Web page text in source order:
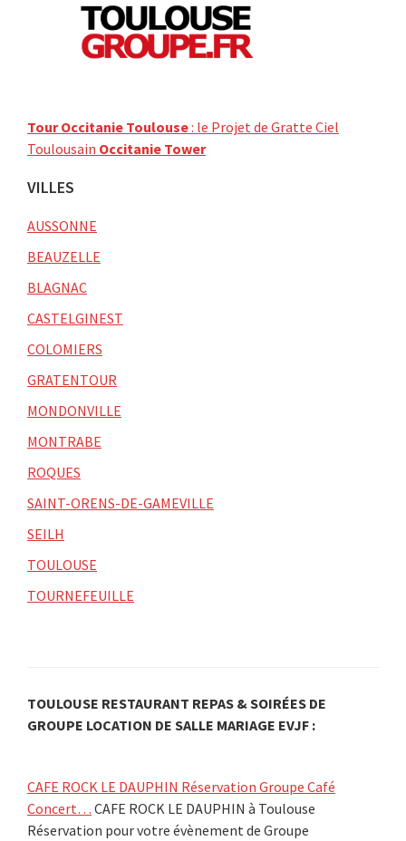
Tour Occitanie Toulouse: le Projet de Gratte Ciel
Toulousain Occitanie Tower
VILLES
AUSSONNE
BEAUZELLE
BLAGNAC
CASTELGINEST
COLOMIERS
GRATENTOUR
MONDONVILLE
MONTRABE
ROQUES
SAINT-ORENS-DE-GAMEVILLE
SEILH
TOULOUSE
TOURNEFEUILLE
TOULOUSE RESTAURANT REPAS & SOIRÉES DE
GROUPE LOCATION DE SALLE MARIAGE EVJF :
CAFE ROCK LE DAUPHIN Réservation Groupe Café
Concert… CAFE ROCK LE DAUPHIN à Toulouse
Réservation pour votre évènement de Groupe